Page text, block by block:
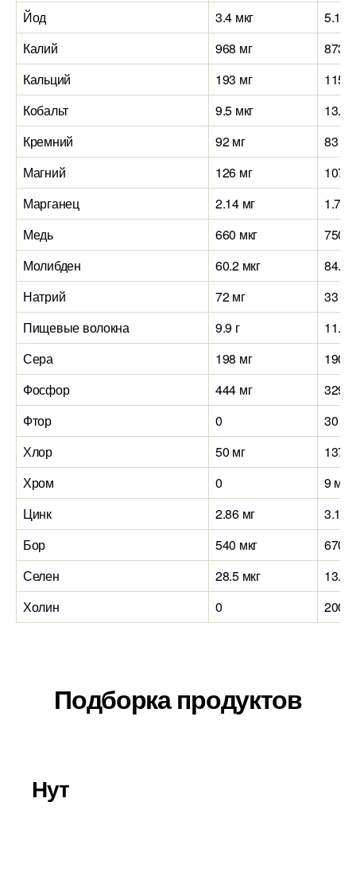
Йод
3.4 мкг
5.1
Калий
968 мг
873
Кальций
193 мг
115
Кобальт
9.5 мкг
13.1
Кремний
92 мг
83 мг
Магний
126 мг
107
Марганец
2.14 мг
1.75
Медь
660 мкг
750
Молибден
60.2 мкг
84.2
Натрий
72 мг
33 мг
Пищевые волокна
9.9 г
11.2 г
Сера
198 мг
190
Фосфор
444 мг
329
Фтор
0
30
Хлор
50 мг
137
Хром
0
9 мкг
Цинк
2.86 мг
3.18
Бор
540 мкг
670
Селен
28.5 мкг
13.1
Холин
0 200
Подборка продуктов
Нут